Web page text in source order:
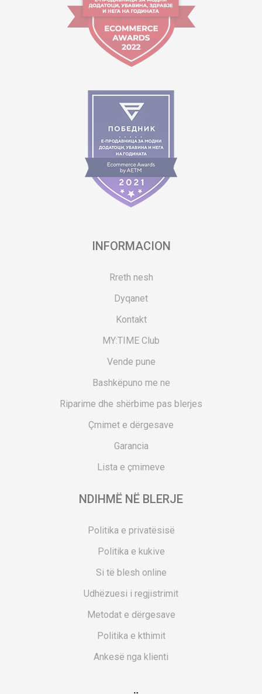
INFORMACION
Rreth nesh
Dyqanet
Kontakt
MY:TIME Club
Vende pune
Bashkëpuno me ne
Riparime dhe shërbime pas blerjes
Çmimet e dërgesave
Garancia
Lista e çmimeve
NDIHMË NË BLERJE
Politika e privatësisë
Politika e kukive
Si të blesh online
Udhëzuesi i regjistrimit
Metodat e dërgesave
Politika e kthimit
Ankesë nga klienti